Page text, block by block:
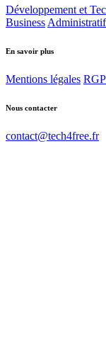
Développement et
Business
En savoir plus
Mentions légales
Nous contacter
contact@tech4free.fr